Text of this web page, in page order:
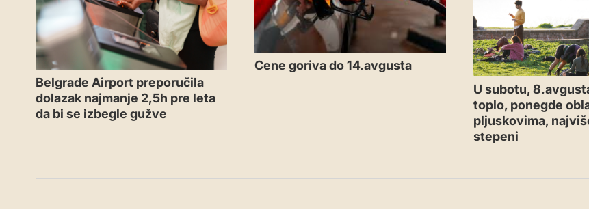
Belgrade Airport preporučila
dolazak najmanje 2,5h pre leta
da bi se izbegle gužve
Cene goriva do 14.avgusta
U subotu,
toplo, ponegde
pljuskovima,
stepeni